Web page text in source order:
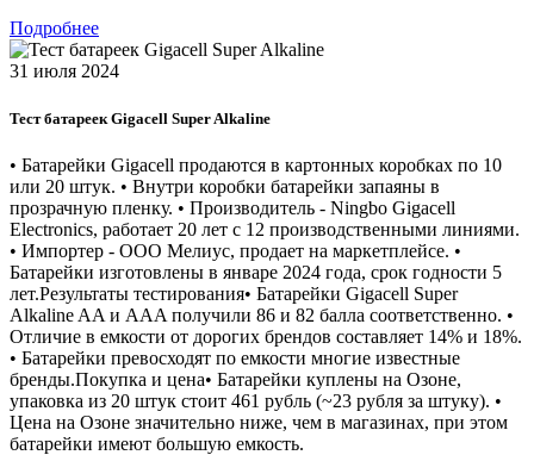
Подробнее
31 июля 2024
Тест батареек Gigacell Super Alkaline
• Батарейки Gigacell продаются в картонных коробках по 10
или 20 штук. • Внутри коробки батарейки запаяны в
прозрачную пленку. • Производитель - Ningbo Gigacell
Electronics, работает 20 лет с 12 производственными линиями.
• Импортер - ООО Мелиус, продает на маркетплейсе. •
Батарейки изготовлены в январе 2024 года, срок годности 5
лет.Результаты тестирования• Батарейки Gigacell Super
Alkaline AA и AAA получили 86 и 82 балла соответственно. •
Отличие в емкости от дорогих брендов составляет 14% и 18%.
• Батарейки превосходят по емкости многие известные
бренды.Покупка и цена• Батарейки куплены на Озоне,
упаковка из 20 штук стоит 461 рубль (~23 рубля за штуку). •
Цена на Озоне значительно ниже, чем в магазинах, при этом
батарейки имеют большую емкость.